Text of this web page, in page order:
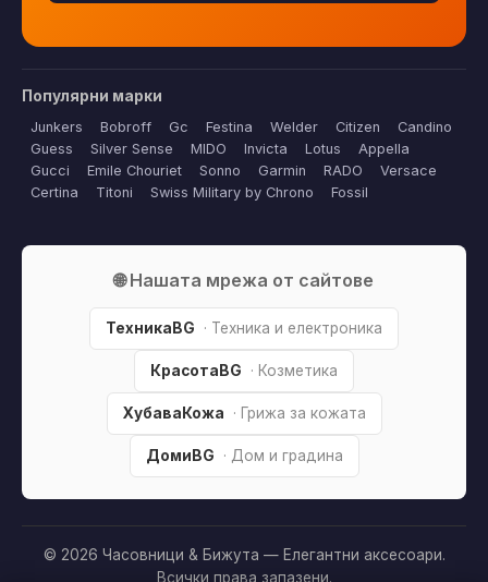
Популярни марки
Junkers Bobroff Gc Festina Welder Citizen
Candino
Guess
Silver Sense MIDO Invicta Lotus
Appella
Gucci
Emile Chouriet Sonno Garmin RADO
Versace
Certina
Titoni Swiss Military by Chrono Fossil
🌐 Нашата мрежа от сайтове
ТехникаBG · Техника и електроника
КрасотаBG · Козметика
ХубаваКожа · Грижа за кожата
ДомиBG · Дом и градина
© 2026 Часовници & Бижута — Елегантни аксесоари.
Всички права запазени.